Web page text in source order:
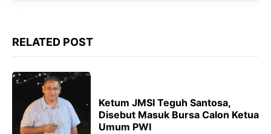
RELATED POST
Ketum JMSI Teguh Santosa,
Disebut Masuk Bursa Calon Ketua
Umum PWI